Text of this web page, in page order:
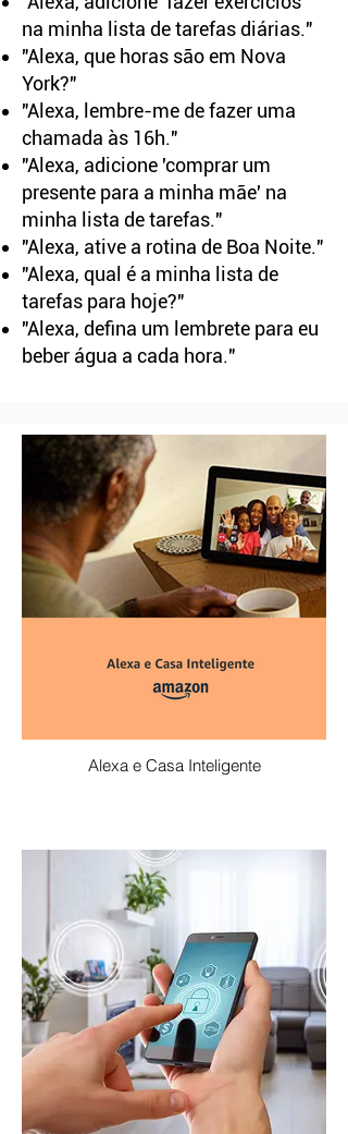
na minha lista de tarefas diárias."
"Alexa, que horas são em Nova
York?"
"Alexa, lembre-me de fazer uma
chamada às 16h."
"Alexa, adicione 'comprar um
presente para a minha mãe' na
minha lista de tarefas."
"Alexa, ative a rotina de Boa Noite."
"Alexa, qual é a minha lista de
tarefas para hoje?"
"Alexa, defina um lembrete para eu
beber água a cada hora."
Alexa e Casa Inteligente